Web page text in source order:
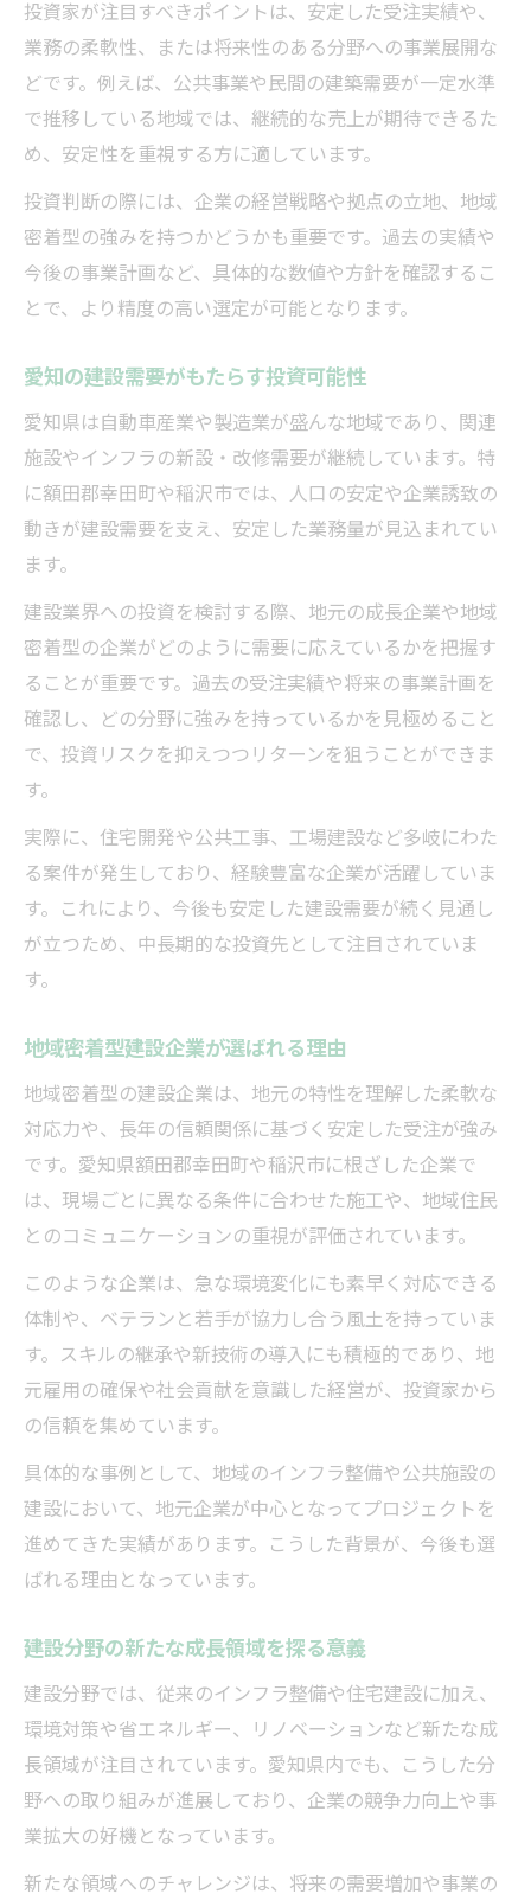
将来性を見据えた建設投資の着眼点
建設活性化による地域社会への波及効果
建設業界の投資機会を見逃さない方法
建設業界で投資機会を発掘するコツ
投資判断に役立つ建設関連情報の集め方
建設業界のリスク回避策と投資戦略
建設投資の成功に必要な視点と行動
建設業界における地域密着型企業の強み
ビジネス展開に有利な建設ネットワーク活
用術
建設分野で生まれる新たなビジネスチャン
ス
地域密着型建設ビジネスの成長戦略
事業拡大に適した建設企業の選び方
建設事業拡大を目指す企業の選定基準
拡大に強い建設企業の特徴を見極める
投資家が注目すべきポイントは、安定した受注実績や、
業務の柔軟性、または将来性のある分野への事業展開な
どです。例えば、公共事業や民間の建築需要が一定水準
で推移している地域では、継続的な売上が期待できるた
め、安定性を重視する方に適しています。
投資判断の際には、企業の経営戦略や拠点の立地、地域
密着型の強みを持つかどうかも重要です。過去の実績や
今後の事業計画など、具体的な数値や方針を確認するこ
とで、より精度の高い選定が可能となります。
愛知の建設需要がもたらす投資可能性
愛知県は自動車産業や製造業が盛んな地域であり、関連
施設やインフラの新設・改修需要が継続しています。特
に額田郡幸田町や稲沢市では、人口の安定や企業誘致の
動きが建設需要を支え、安定した業務量が見込まれてい
ます。
建設業界への投資を検討する際、地元の成長企業や地域
密着型の企業がどのように需要に応えているかを把握す
ることが重要です。過去の受注実績や将来の事業計画を
確認し、どの分野に強みを持っているかを見極めること
で、投資リスクを抑えつつリターンを狙うことができま
す。
実際に、住宅開発や公共工事、工場建設など多岐にわた
る案件が発生しており、経験豊富な企業が活躍していま
す。これにより、今後も安定した建設需要が続く見通し
が立つため、中長期的な投資先として注目されていま
す。
地域密着型建設企業が選ばれる理由
地域密着型の建設企業は、地元の特性を理解した柔軟な
対応力や、長年の信頼関係に基づく安定した受注が強み
です。愛知県額田郡幸田町や稲沢市に根ざした企業で
は、現場ごとに異なる条件に合わせた施工や、地域住民
とのコミュニケーションの重視が評価されています。
このような企業は、急な環境変化にも素早く対応できる
体制や、ベテランと若手が協力し合う風土を持っていま
す。スキルの継承や新技術の導入にも積極的であり、地
元雇用の確保や社会貢献を意識した経営が、投資家から
の信頼を集めています。
具体的な事例として、地域のインフラ整備や公共施設の
建設において、地元企業が中心となってプロジェクトを
進めてきた実績があります。こうした背景が、今後も選
ばれる理由となっています。
建設分野の新たな成長領域を探る意義
建設分野では、従来のインフラ整備や住宅建設に加え、
環境対策や省エネルギー、リノベーションなど新たな成
長領域が注目されています。愛知県内でも、こうした分
野への取り組みが進展しており、企業の競争力向上や事
業拡大の好機となっています。
新たな領域へのチャレンジは、将来の需要増加や事業の